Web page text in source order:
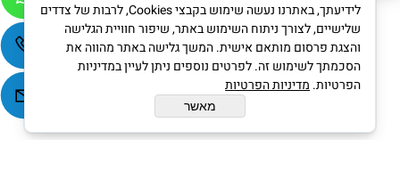
לידיעתך, באתרנו נעשה שימוש בקבצי Cookies, לרבות של צדדים
שלישיים, לצורך ניתוח השימוש באתר, שיפור חוויית הגלישה
והצגת פרסום מותאם אישית. המשך גלישה באתר מהווה את
הסכמתך לשימוש זה. לפרטים נוספים ניתן לעיין במדיניות
הפרטיות. מדיניות הפרטיות
מאשר